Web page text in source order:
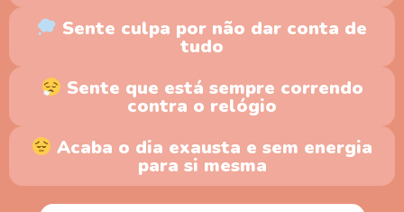
Sente culpa por não dar conta de
tudo
Sente que está sempre correndo
contra o relógio
Acaba o dia exausta e sem energia
para si mesma